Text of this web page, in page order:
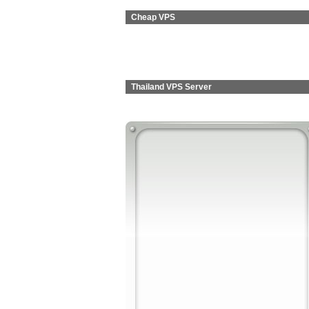
Cheap VPS
Thailand VPS Server